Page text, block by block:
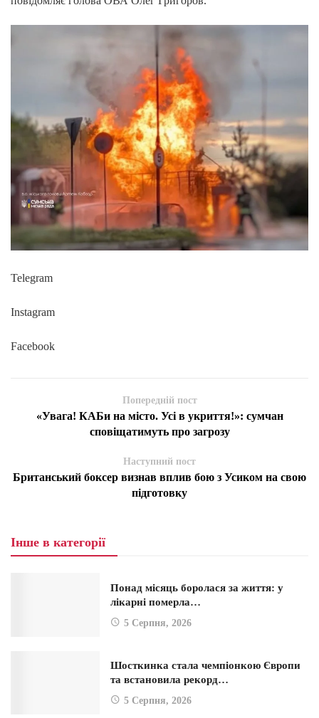
Telegram
Instagram
Facebook
Попередній пост
«Увага! КАБи на місто. Усі в укриття!»: сумчан
сповіщатимуть про загрозу
Наступний пост
Британський боксер визнав вплив бою з Усиком на свою
підготовку
Інше в категорії
Понад місяць боролася за життя: у
лікарні померла…
5 Серпня, 2026
Шосткинка стала чемпіонкою Європи
та встановила рекорд…
5 Серпня, 2026